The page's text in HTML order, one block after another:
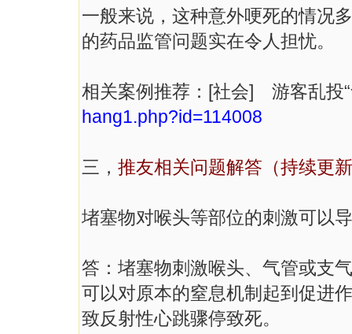
一般来说，这种意外哽死的情况
的药品监管问题实在令人担忧。
相关案例推荐：[社会] 游客乱投
hang1.php?id=114008
三， 推友相关问题解答（持续更
堵塞物对喉头等部位的刺激可以
答：堵塞物刺激喉头、气管或支
可以对原本的窒息机制起到促进
致反射性心跳骤停致死。